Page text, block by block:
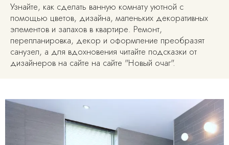
Узнайте, как сделать ванную комнату уютной с
помощью цветов, дизайна, маленьких декоративных
элементов и запахов в квартире. Ремонт,
перепланировка, декор и оформление преобразят
санузел, а для вдохновения читайте подсказки от
дизайнеров на сайте на сайте "Новый очаг".